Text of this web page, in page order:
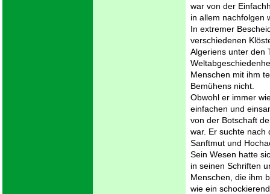
war von der
in allem nachfolgen
In extremer
verschiedenen
Algeriens unter den
Menschen mit ihm
Bemühens nicht.
Obwohl er immer
einfachen und
von der Botschaft
war. Er suchte nach
Sanftmut und
Sein Wesen hatte
in seinen Schriften
Menschen, die ihm
wie ein